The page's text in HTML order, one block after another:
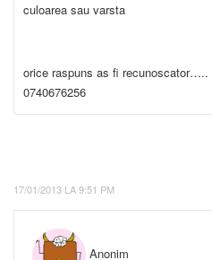
culoarea sau varsta
orice raspuns as fi recunoscator…..
0740676256
17/01/2013 LA 9:51 PM
Anonim